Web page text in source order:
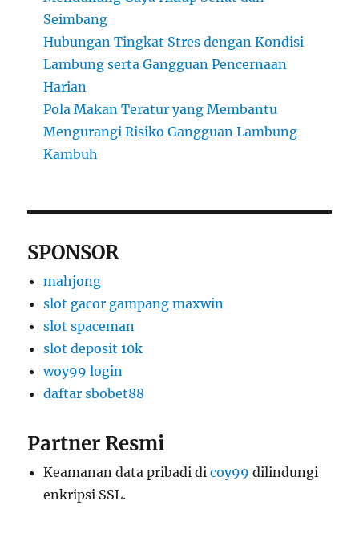
Seimbang
Hubungan Tingkat Stres dengan Kondisi
Lambung serta Gangguan Pencernaan
Harian
Pola Makan Teratur yang Membantu
Mengurangi Risiko Gangguan Lambung
Kambuh
SPONSOR
mahjong
slot gacor gampang maxwin
slot spaceman
slot deposit 10k
woy99 login
daftar sbobet88
Partner Resmi
Keamanan data pribadi dicoy99 dilindungi
enkripsi SSL.